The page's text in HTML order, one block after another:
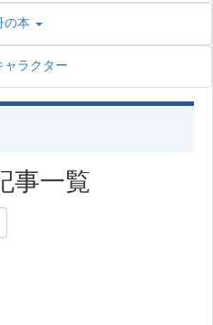
の本
ャラクター
事一覧